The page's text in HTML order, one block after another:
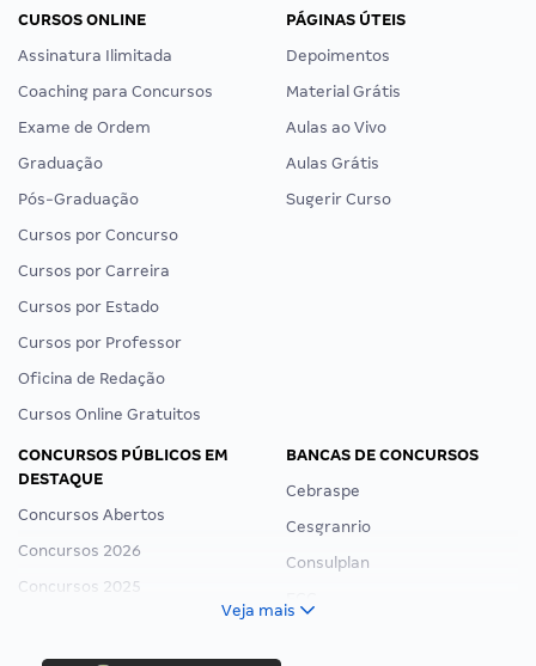
CURSOS ONLINE
Assinatura Ilimitada
Coaching para Concursos
Exame de Ordem
Graduação
Pós-Graduação
Cursos por Concurso
Cursos por Carreira
Cursos por Estado
Cursos por Professor
Oficina de Redação
Cursos Online Gratuitos
PÁGINAS ÚTEIS
Depoimentos
Material Grátis
Aulas ao Vivo
Aulas Grátis
Sugerir Curso
CONCURSOS PÚBLICOS EM
DESTAQUE
Concursos Abertos
Concursos 2026
Concursos 2025
Concurso Ibama
BANCAS DE CONCURSOS
Cebraspe
Cesgranrio
Consulplan
Veja mais